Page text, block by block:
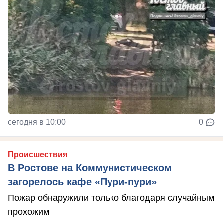
сегодня в 10:00 0
Происшествия
В Ростове на Коммунистическом
загорелось кафе «Пури-пури»
Пожар обнаружили только благодаря случайным
прохожим